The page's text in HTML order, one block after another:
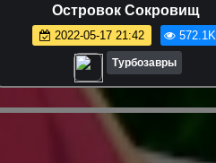
Островок Сокровищ
2022-05-17 21:42 572.1K
Турбозавры